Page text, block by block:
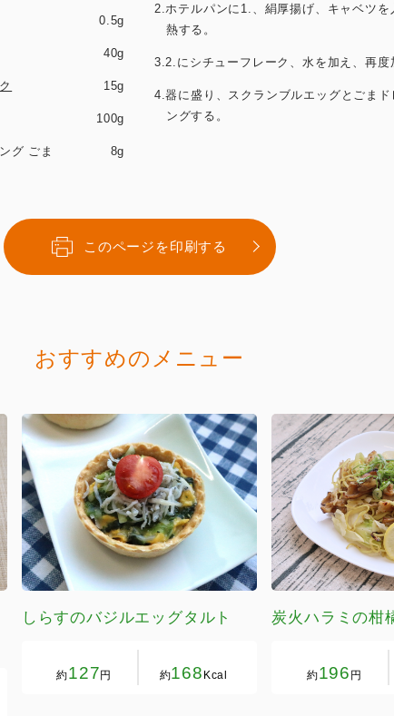
0.5g
40g
15g
100g
グ ごま 8g
2.ホテルパンに1.、絹厚揚げ、キャベツを
熱する。
3.2.にシチューフレーク、水を加え、再度
4.器に盛り、スクランブルエッグとごま
ングする。
このページを印刷する
おすすめのメニュー
しらすのバジルエッグタルト
約127円 約168 Kcal
炭火ハラミの柑
約196 円